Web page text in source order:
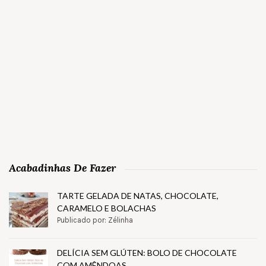
Acabadinhas De Fazer
TARTE GELADA DE NATAS, CHOCOLATE,
CARAMELO E BOLACHAS
Publicado por: Zélinha
DELÍCIA SEM GLÚTEN: BOLO DE CHOCOLATE